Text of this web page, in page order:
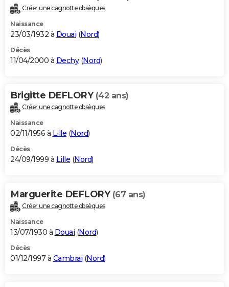
Créer une cagnotte obsèques
Naissance
23/03/1932 à Douai (Nord)
Décès
11/04/2000 à Dechy(Nord)
Brigitte DEFLORY (42 ans)
Créer une cagnotte obsèques
Naissance
02/11/1956 à Lille (Nord)
Décès
24/09/1999 à Lille (Nord)
Marguerite DEFLORY (67 ans)
Créer une cagnotte obsèques
Naissance
13/07/1930 à Douai (Nord)
Décès
01/12/1997 à Cambrai (Nord)